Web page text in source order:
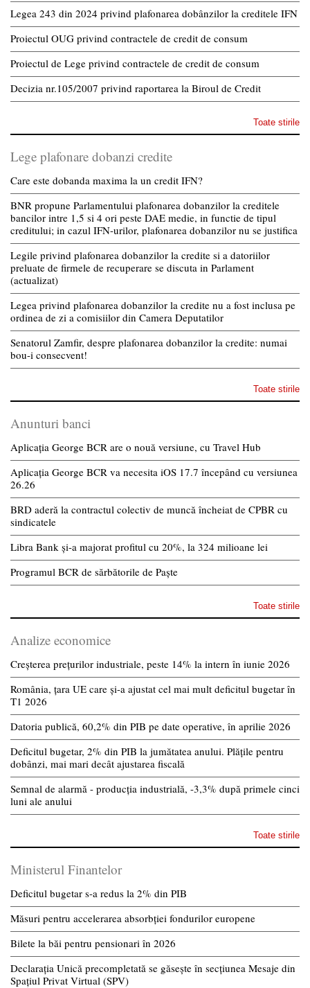
Legea 243 din 2024 privind plafonarea dobânzilor la creditele IFN
Proiectul OUG privind contractele de credit de consum
Proiectul de Lege privind contractele de credit de consum
Decizia nr.105/2007 privind raportarea la Biroul de Credit
Toate stirile
Lege plafonare dobanzi credite
Care este dobanda maxima la un credit IFN?
BNR propune Parlamentului plafonarea dobanzilor la creditele
bancilor intre 1,5 si 4 ori peste DAE medie, in functie de tipul
creditului; in cazul IFN-urilor, plafonarea dobanzilor nu se justifica
Legile privind plafonarea dobanzilor la credite si a datoriilor
preluate de firmele de recuperare se discuta in Parlament
(actualizat)
Legea privind plafonarea dobanzilor la credite nu a fost inclusa pe
ordinea de zi a comisiilor din Camera Deputatilor
Senatorul Zamfir, despre plafonarea dobanzilor la credite: numai
bou-i consecvent!
Toate stirile
Anunturi banci
Aplicația George BCR are o nouă versiune, cu Travel Hub
Aplicația George BCR va necesita iOS 17.7 începând cu versiunea
26.26
BRD aderă la contractul colectiv de muncă încheiat de CPBR cu
sindicatele
Libra Bank și-a majorat profitul cu 20%, la 324 milioane lei
Programul BCR de sărbătorile de Paște
Toate stirile
Analize economice
Creșterea prețurilor industriale, peste 14% la intern în iunie 2026
România, țara UE care și-a ajustat cel mai mult deficitul bugetar în
T1 2026
Datoria publică, 60,2% din PIB pe date operative, în aprilie 2026
Deficitul bugetar, 2% din PIB la jumătatea anului. Plățile pentru
dobânzi, mai mari decât ajustarea fiscală
Semnal de alarmă - producția industrială, -3,3% după primele cinci
luni ale anului
Toate stirile
Ministerul Finantelor
Deficitul bugetar s-a redus la 2% din PIB
Măsuri pentru accelerarea absorbției fondurilor europene
Bilete la băi pentru pensionari în 2026
Declarația Unică precompletată se găsește în secțiunea Mesaje din
Spațiul Privat Virtual (SPV)